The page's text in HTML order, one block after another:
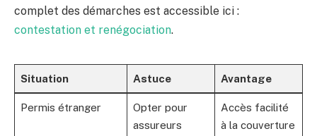
complet des démarches est accessible ici :
contestation et renégociation.
Situation Astuce Avantage
Permis étranger
Opter pour
assureurs
Accès facilité
à la couverture